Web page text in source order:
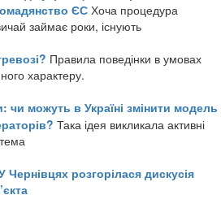
ЄС Хоча процедура
займає роки, існують
Правила поведінки в умовах
характеру.
чи можуть в Україні змінити модель
Така ідея викликала активні
розгорілася дискусія